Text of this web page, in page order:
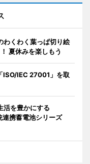
わくわく葉っぱ切り絵
夏休みを楽しもう
ISO/IEC 27001」を取
活を豊かにする
連携蓄電池シリーズ